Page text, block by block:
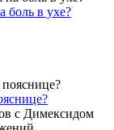
боль в ухе?